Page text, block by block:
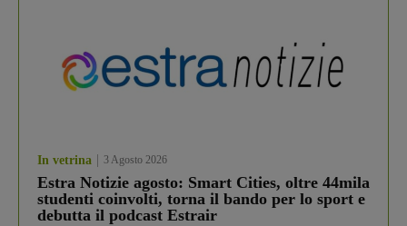
In vetrina 3 Agosto 2026
Estra Notizie agosto: Smart Cities, oltre 44mila
studenti coinvolti, torna il bando per lo sport e
debutta il podcast Estrair